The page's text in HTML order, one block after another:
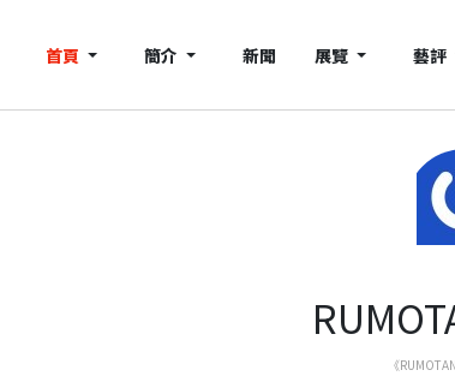
首頁 簡介 新聞 展覽 藝評
《